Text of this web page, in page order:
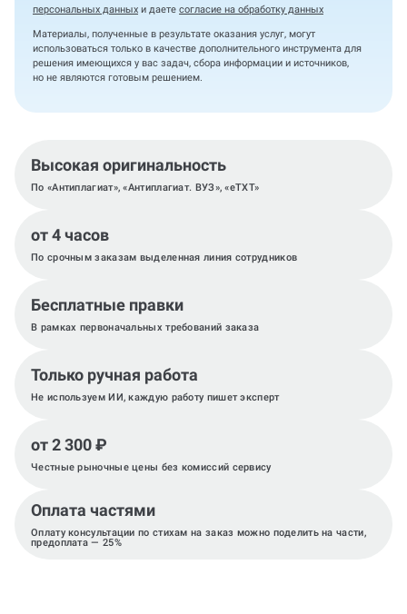
персональных данных и даете согласие на обработку данных
Материалы, полученные в результате оказания услуг, могут
использоваться только в качестве дополнительного инструмента для
решения имеющихся у вас задач, сбора информации и источников,
но не являются готовым решением.
Высокая оригинальность
По «Антиплагиат», «Антиплагиат. ВУЗ», «eTXT»
от 4 часов
По срочным заказам выделенная линия сотрудников
Бесплатные правки
В рамках первоначальных требований заказа
Только ручная работа
Не используем ИИ, каждую работу пишет эксперт
от 2 300 ₽
Честные рыночные цены без комиссий сервису
Оплата частями
Оплату консультации по стихам на заказ можно поделить на части,
предоплата — 25%